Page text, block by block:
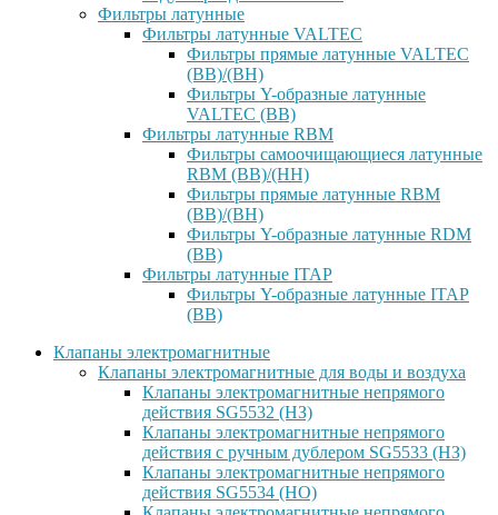
Фильтры латунные
Фильтры латунные VALTEC
Фильтры прямые латунные VALTEC
(ВВ)/(ВН)
Фильтры Y-образные латунные
VALTEC (ВВ)
Фильтры латунные RBM
Фильтры самоочищающиеся латунные
RBM (ВВ)/(НН)
Фильтры прямые латунные RBM
(ВВ)/(ВН)
Фильтры Y-образные латунные RDM
(ВВ)
Фильтры латунные ITAP
Фильтры Y-образные латунные ITAP
(ВВ)
Клапаны электромагнитные
Клапаны электромагнитные для воды и воздуха
Клапаны электромагнитные непрямого
действия SG5532 (НЗ)
Клапаны электромагнитные непрямого
действия с ручным дублером SG5533 (НЗ)
Клапаны электромагнитные непрямого
действия SG5534 (НО)